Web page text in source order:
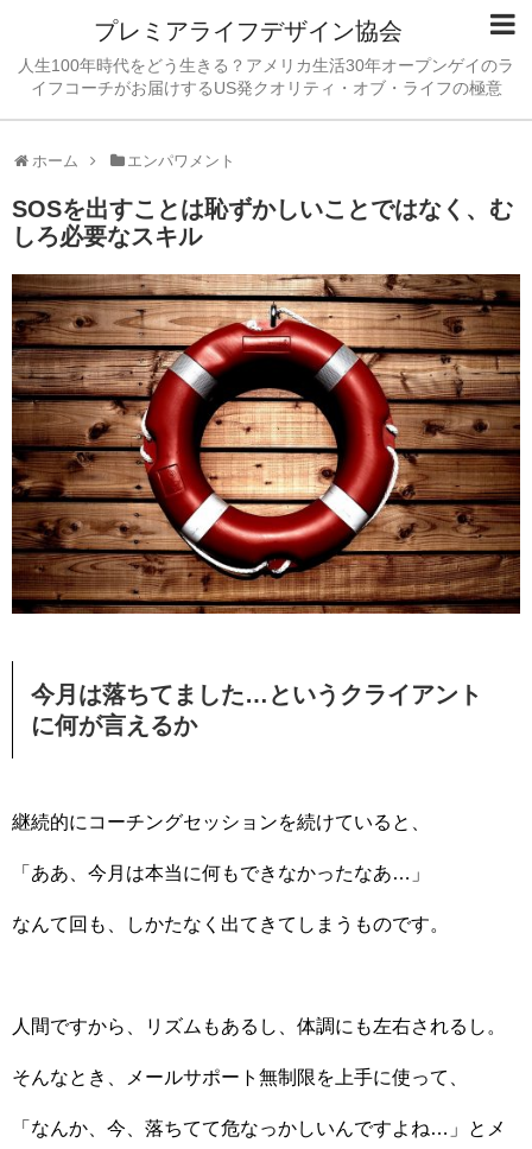
プレミアライフデザイン協会
人生100年時代をどう生きる？アメリカ生活30年オープンゲイのラ
イフコーチがお届けするUS発クオリティ・オブ・ライフの極意
ホーム エンパワメント
SOSを出すことは恥ずかしいことではなく、む
しろ必要なスキル
今月は落ちてました…というクライアント
に何が言えるか
継続的にコーチングセッションを続けていると、
「ああ、今月は本当に何もできなかったなあ…」
なんて回も、しかたなく出てきてしまうものです。
人間ですから、リズムもあるし、体調にも左右されるし。
そんなとき、メールサポート無制限を上手に使って、
「なんか、今、落ちてて危なっかしいんですよね…」とメ